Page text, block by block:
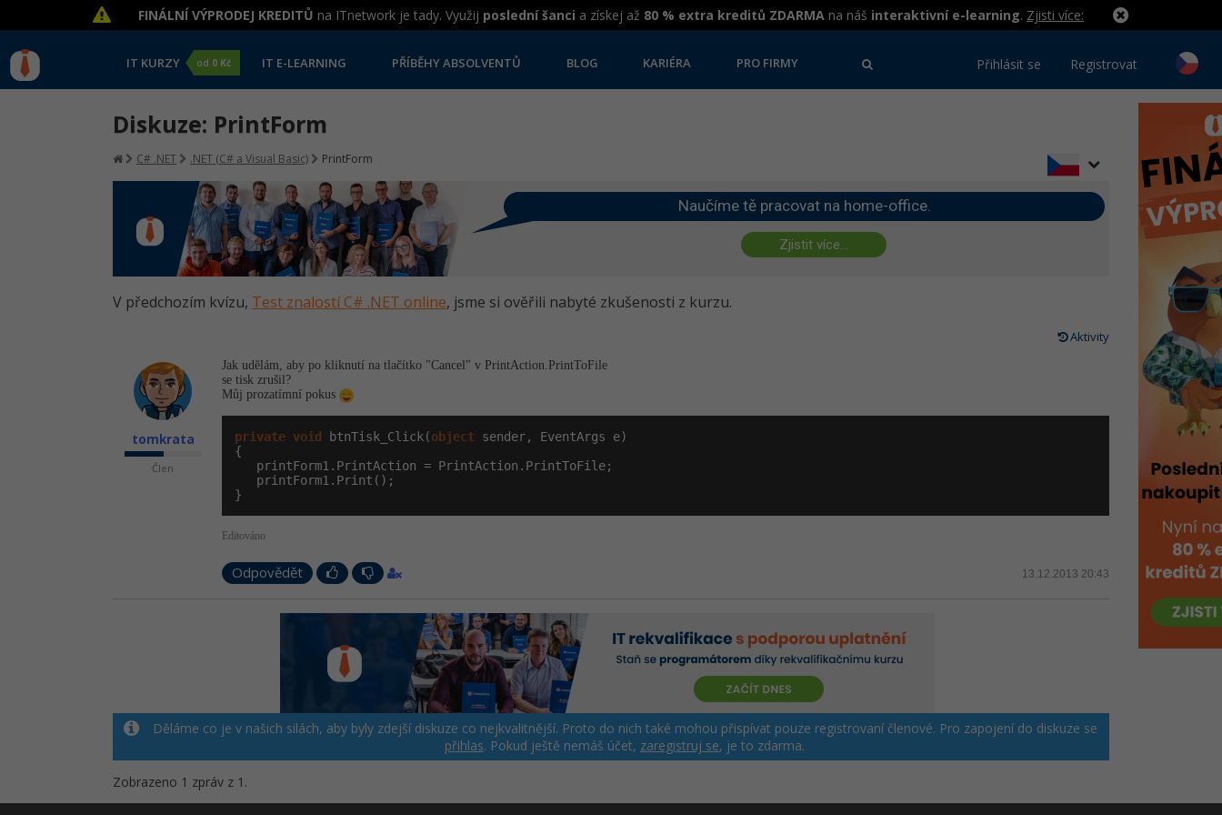
FINÁLNÍ VÝPRODEJ KREDITŮ na ITnetwork je tady. Využij poslední šanci a získej až 80 % extra kreditů ZDARMA na náš interaktivní e-learning. Zjisti více:
IT KURZY od 0 Kč IT E-LEARNING PŘÍBĚHY ABSOLVENTŮ BLOG KARIÉRA PRO FIRMY Přihlásit se Registrovat
Diskuze: PrintForm
C# .NET .NET (C# a Visual Basic) PrintForm
Naučíme tě pracovat na home-office.
Zjistit více...
V předchozím kvízu, Test znalostí C# .NET online, jsme si ověřili nabyté zkušenosti z kurzu.
Aktivity
tomkrata
Člen
Jak udělám, aby po kliknutí na tlačítko "Cancel" v PrintAction.Prin­tToFile
se tisk zrušil?
Můj prozatímní pokus
private void btnTisk_Click(object sender, EventArgs e)
{
   printForm1.PrintAction = PrintAction.PrintToFile;
   printForm1.Print();
}
Editováno
Odpovědět 13.12.2013 20:43
Děláme co je v našich silách, aby byly zdejší diskuze co nejkvalitnější. Proto do nich také mohou přispívat pouze registrovaní členové. Pro zapojení do diskuze se
přihlas. Pokud ještě nemáš účet, zaregistruj se, je to zdarma.
Zobrazeno 1 zpráv z 1.